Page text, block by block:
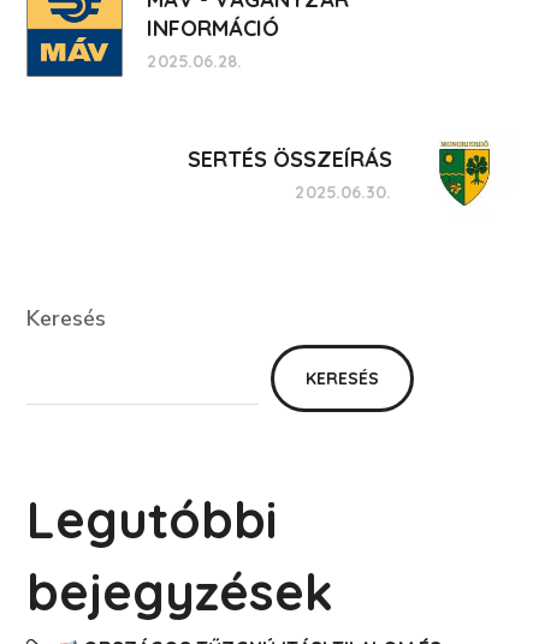
INFORMÁCIÓ
2025.06.28.
SERTÉS ÖSSZEÍRÁS
2025.06.30.
Keresés
KERESÉS
Legutóbbi
bejegyzések